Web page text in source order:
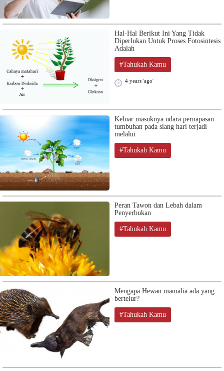
Hal-Hal Berikut Ini Yang Tidak
Diperlukan Untuk Proses Fotosintesis
Adalah
#Tahukah Kamu
4 years 'ago'
Keluar masuknya udara pernapasan
tumbuhan pada siang hari terjadi
melalui
#Tahukah Kamu
Peran Tawon dan Lebah dalam
Penyerbukan
#Tahukah Kamu
Mengapa Hewan mamalia ada yang
bertelur?
#Tahukah Kamu